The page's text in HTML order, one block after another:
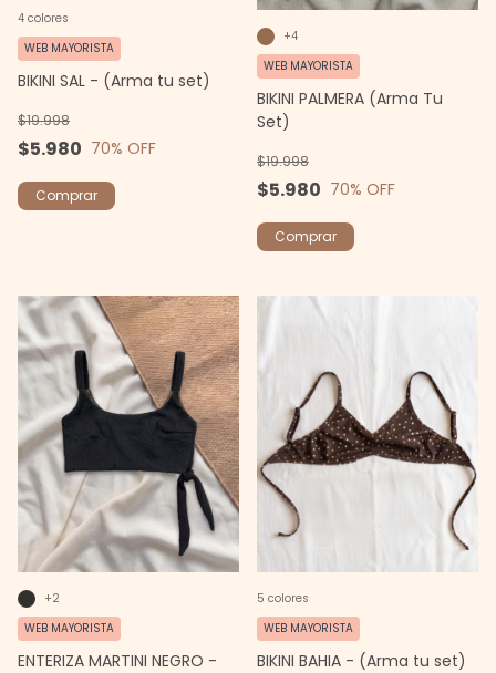
BIKINI SAL - (Arma tu set)
$5.980
$19.998
70% OFF
WEB MAYORISTA
4 colores
Comprar
BIKINI PALMERA (Arma Tu
Set)
$5.980
$19.998
70% OFF
WEB MAYORISTA
+4
Comprar
ENTERIZA MARTINI NEGRO -
WEB MAYORISTA
+2
BIKINI BAHIA - (Arma tu set)
WEB MAYORISTA
5 colores